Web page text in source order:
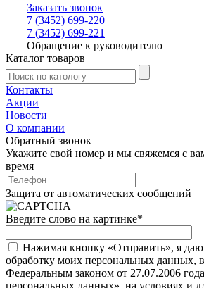
Заказать звонок
7 (3452) 699-220
7 (3452) 699-221
Обращение к руководителю
Каталог товаров
Контакты
Акции
Новости
О компании
Обратный звонок
Укажите свой номер и мы свяжемся с
время
Защита от автоматических сообщений
Введите слово на картинке*
Нажимая кнопку «Отправить», я даю
обработку моих персональных данных,
Федеральным законом от 27.07.2006
персональных данных», на условиях и